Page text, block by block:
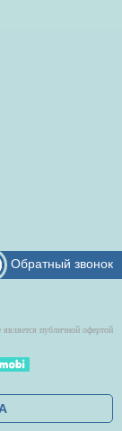
Обратный звонок
является публичной офертой